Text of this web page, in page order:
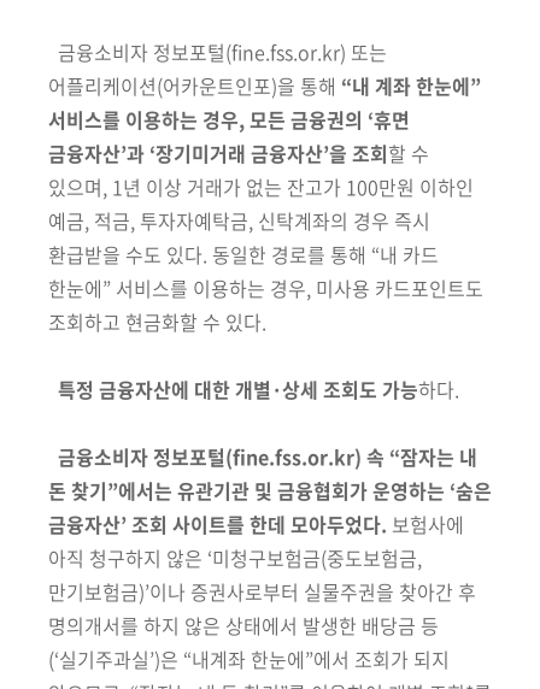
금융소비자 정보포털(fine.fss.or.kr) 또는
어플리케이션(어카운트인포)을 통해 “내 계좌 한눈에”
서비스를 이용하는 경우, 모든 금융권의 ‘휴면
금융자산’과 ‘장기미거래 금융자산’을 조회할 수
있으며, 1년 이상 거래가 없는 잔고가 100만원 이하인
예금, 적금, 투자자예탁금, 신탁계좌의 경우 즉시
환급받을 수도 있다. 동일한 경로를 통해 “내 카드
한눈에” 서비스를 이용하는 경우, 미사용 카드포인트도
조회하고 현금화할 수 있다.
특정 금융자산에 대한 개별·상세 조회도 가능하다.
금융소비자 정보포털(fine.fss.or.kr) 속 “잠자는 내
돈 찾기”에서는 유관기관 및 금융협회가 운영하는 ‘숨은
금융자산’ 조회 사이트를 한데 모아두었다. 보험사에
아직 청구하지 않은 ‘미청구보험금(중도보험금,
만기보험금)’이나 증권사로부터 실물주권을 찾아간 후
명의개서를 하지 않은 상태에서 발생한 배당금 등
(‘실기주과실’)은 “내계좌 한눈에”에서 조회가 되지